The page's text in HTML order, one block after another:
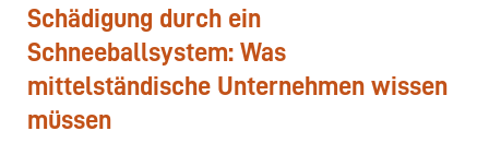
Schädigung durch ein
Schneeballsystem: Was
mittelständische Unternehmen wissen
müssen